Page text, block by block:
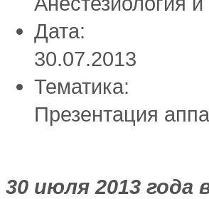
Дата:
30.07.2013
Тематика:
Презентация
30 июля 2013